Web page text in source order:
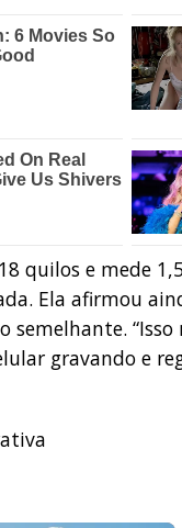
quilos e mede
Ela afirmou
semelhante.
gravando e